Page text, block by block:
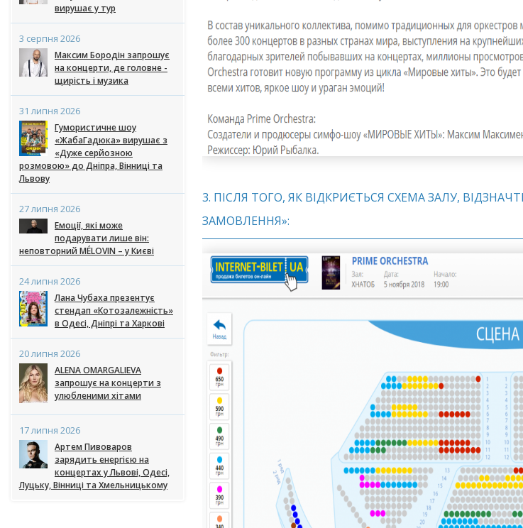
вирушає у тур
3 серпня 2026
Максим Бородін запрошує
на концерти, де головне -
щирість і музика
31 липня 2026
Гумористичне шоу
«ЖабаГадюка» вирушає з
«Дуже серйозною
розмовою» до Дніпра, Вінниці та
Львову
27 липня 2026
Емоції, які може
подарувати лише він:
неповторний MÉLOVIN – у Києві
24 липня 2026
Лана Чубаха презентує
стендап «Котозалежність»
в Одесі, Дніпрі та Харкові
20 липня 2026
ALENA OMARGALIEVA
запрошує на концерти з
улюбленими хітами
17 липня 2026
Артем Пивоваров
зарядить енергією на
концертах у Львові, Одесі,
Луцьку, Вінниці та Хмельницькому
3. ПІСЛЯ ТОГО, ЯК ВІДКРИЄТЬСЯ СХЕМА ЗАЛУ,
ЗАМОВЛЕННЯ»: